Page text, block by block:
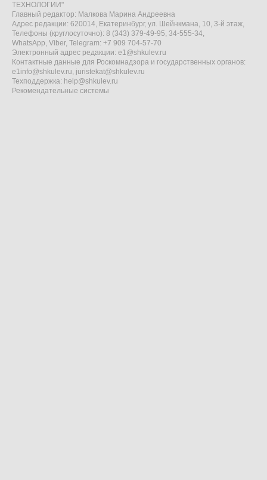
ТЕХНОЛОГИИ"
Главный редактор: Малкова Марина Андреевна
Адрес редакции: 620014, Екатеринбург, ул. Шейнкмана, 10, 3-й этаж,
Телефоны (круглосуточно): 8 (343) 379-49-95, 34-555-34,
WhatsApp, Viber, Telegram: +7 909 704-57-70
Электронный адрес редакции: e1@shkulev.ru
Контактные данные для Роскомнадзора и государственных органов:
e1info@shkulev.ru, juristekat@shkulev.ru
Техподдержка: help@shkulev.ru
Рекомендательные системы